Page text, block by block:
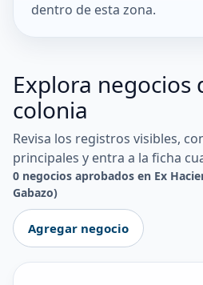
dentro de esta zona.
Explora negocios
colonia
Revisa los registros visibles,
principales y entra a la ficha
0 negocios aprobados en Ex
Gabazo)
Agregar negocio